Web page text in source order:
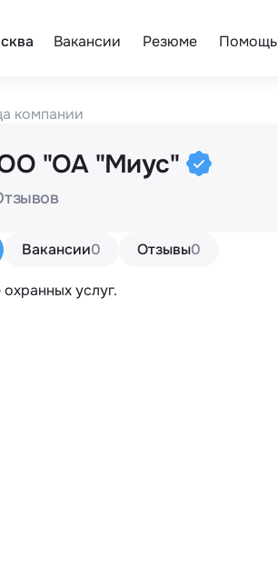
Вакансии Резюме Помощь
компании
"ОА "Миус"
Вакансии0 Отзывы0
услуг.